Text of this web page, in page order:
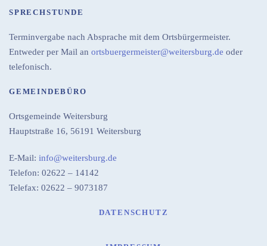
GEMEINDEBÜRO
Ortsgemeinde Weitersburg
Hauptstraße 16, 56191 Weitersburg
E-Mail: info@weitersburg.de
Telefon: 02622 – 14142
Telefax: 02622 – 9073187
SPRECHSTUNDE
Terminvergabe nach Absprache mit dem Ortsbürgermeister.
Entweder per Mail an ortsbuergermeister@weitersburg.de oder
telefonisch.
DATENSCHUTZ